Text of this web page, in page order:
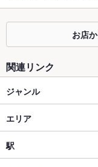
なし ：掘
カウンター
ソファー
設備
お店
関連リンク
ジャンル
和食
日本料理・懐石・割烹
エリア
下関駅
駅